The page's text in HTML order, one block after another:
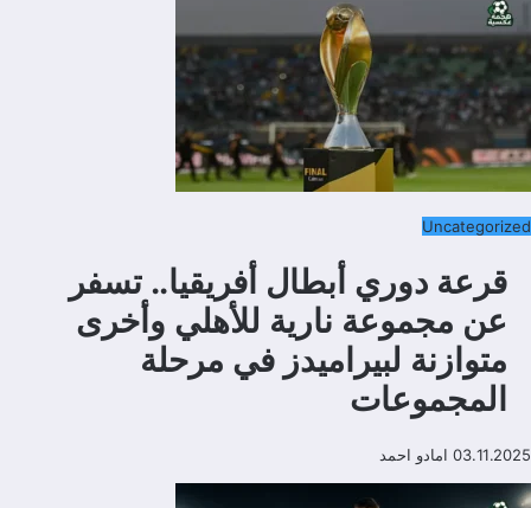
Uncategorized
قرعة دوري أبطال أفريقيا.. تسفر
عن مجموعة نارية للأهلي وأخرى
متوازنة لبيراميدز في مرحلة
المجموعات
03.11.2025 امادو احمد